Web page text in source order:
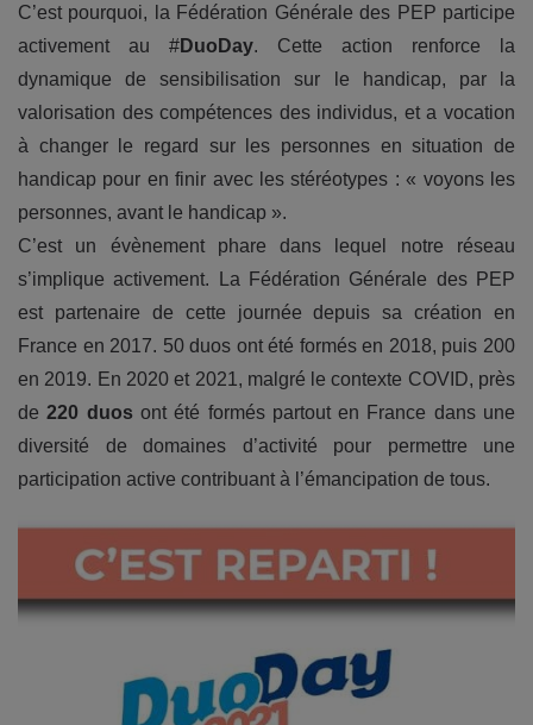
C’est pourquoi, la Fédération Générale des PEP participe
activement au #DuoDay. Cette action renforce la
dynamique de sensibilisation sur le handicap, par la
valorisation des compétences des individus, et a vocation
à changer le regard sur les personnes en situation de
handicap pour en finir avec les stéréotypes : « voyons les
personnes, avant le handicap ».
C’est un évènement phare dans lequel notre réseau
s’implique activement. La Fédération Générale des PEP
est partenaire de cette journée depuis sa création en
France en 2017. 50 duos ont été formés en 2018, puis 200
en 2019. En 2020 et 2021, malgré le contexte COVID, près
de220 duos ont été formés partout en France dans une
diversité de domaines d’activité pour permettre une
participation active contribuant à l’émancipation de tous.